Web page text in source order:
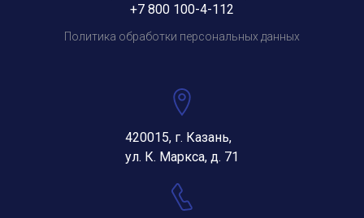
+7 800 100-4-112
Политика обработки персональных данных
420015, г. Казань,
ул. К. Маркса, д. 71